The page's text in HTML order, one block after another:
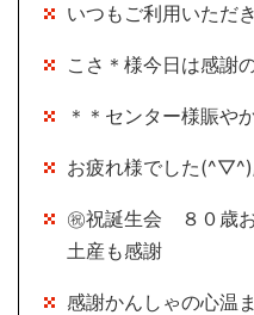
いつもご利用いただ
こさ＊様今日は感謝
＊＊センター様賑や
お疲れ様でした
㊗祝誕生会 ８０歳
土産も感謝
感謝かんしゃの心温